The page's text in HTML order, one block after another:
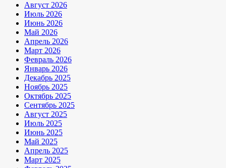
Август 2026
Июль 2026
Июнь 2026
Май 2026
Апрель 2026
Март 2026
Февраль 2026
Январь 2026
Декабрь 2025
Ноябрь 2025
Октябрь 2025
Сентябрь 2025
Август 2025
Июль 2025
Июнь 2025
Май 2025
Апрель 2025
Март 2025